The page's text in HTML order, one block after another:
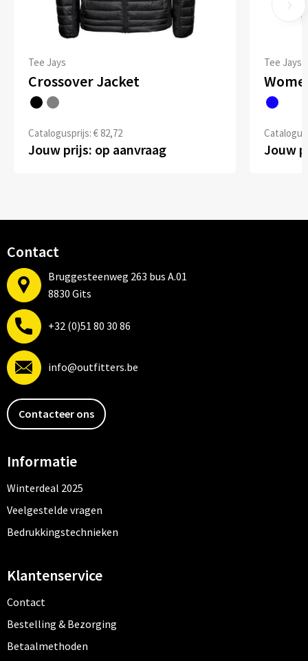
Tee Jays
Crossover Jacket
Catalogusprijs: € 82,72
Jouw prijs: op aanvraag
Tee Jays
Jouw
Contact
Bruggesteenweg 263 bus A.01
8830 Gits
+32 (0)51 80 30 86
info@outfitters.be
Contacteer ons
Informatie
Winterdeal 2025
Veelgestelde vragen
Bedrukkingstechnieken
Klantenservice
Contact
Bestelling & Bezorging
Betaalmethoden